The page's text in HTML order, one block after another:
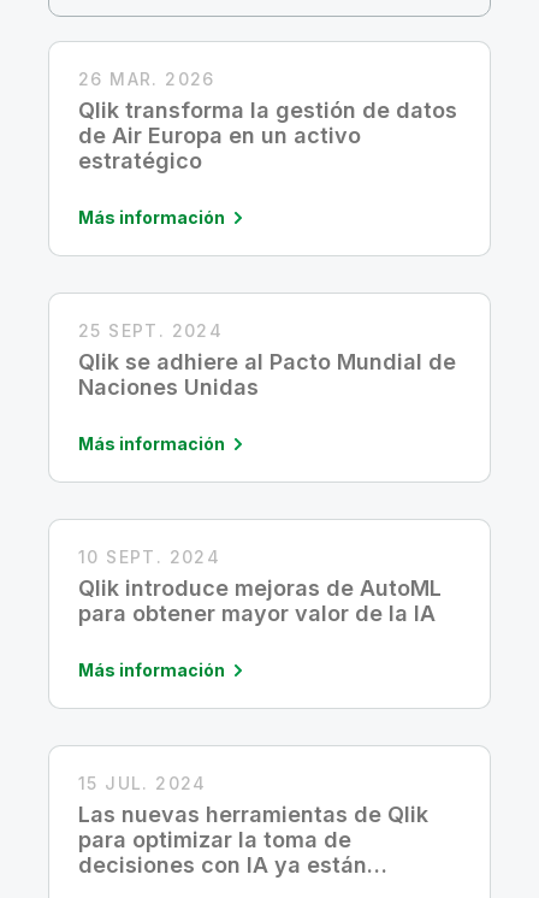
Incorporación
Sala de prensa
Oficinas internacionales
Qlik
Talend
26 MAR. 2026
Qlik transforma la gestión de datos
de Air Europa en un activo
estratégico
Más información
25 SEPT. 2024
Qlik se adhiere al Pacto Mundial de
Naciones Unidas
Más información
10 SEPT. 2024
Qlik introduce mejoras de AutoML
para obtener mayor valor de la IA
Más información
15 JUL. 2024
Las nuevas herramientas de Qlik
para optimizar la toma de
decisiones con IA ya están